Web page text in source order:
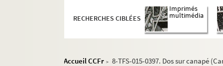
RECHERCHES CIBLÉES
Imprimés
multimédia
Accueil CCFr > 8-TFS-015-0397. Dos sur canapé
Saison 1953-1954
Eté 1955